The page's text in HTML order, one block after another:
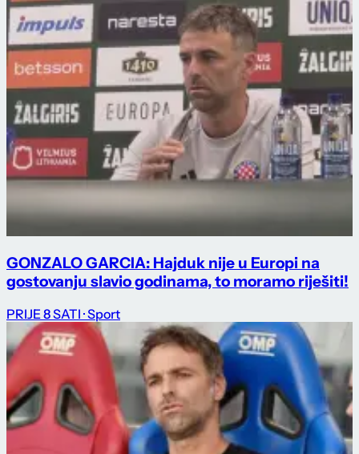
GONZALO GARCIA: Hajduk nije u Europi na
gostovanju slavio godinama, to moramo riješiti!
PRIJE 8 SATI · Sport